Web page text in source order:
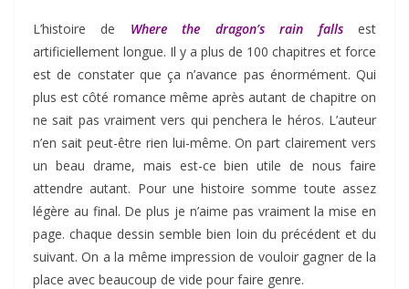
L’histoire de Where the dragon’s rain fallsest
artificiellement longue. Il y a plus de 100 chapitres et force
est de constater que ça n’avance pas énormément. Qui
plus est côté romance même après autant de chapitre on
ne sait pas vraiment vers qui penchera le héros. L’auteur
n’en sait peut-être rien lui-même. On part clairement vers
un beau drame, mais est-ce bien utile de nous faire
attendre autant. Pour une histoire somme toute assez
légère au final. De plus je n’aime pas vraiment la mise en
page. chaque dessin semble bien loin du précédent et du
suivant. On a la même impression de vouloir gagner de la
place avec beaucoup de vide pour faire genre.